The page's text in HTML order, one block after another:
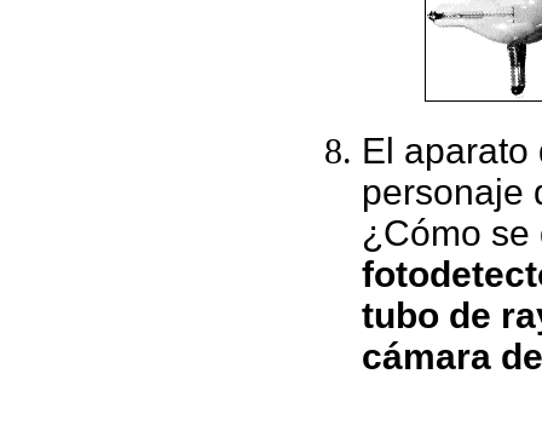
El aparato
personaje
¿Cómo
tubo de
cámara